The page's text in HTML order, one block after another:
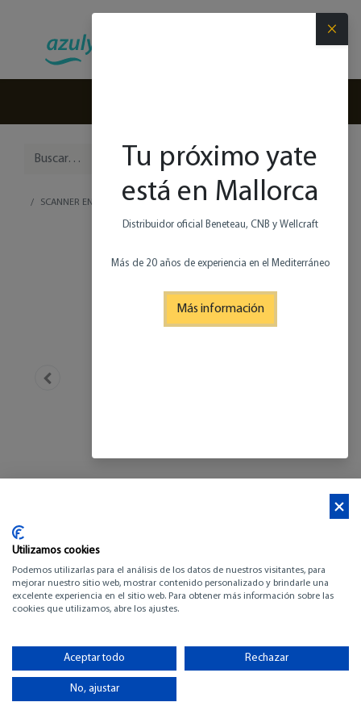
SCANNER ENVY 870 D
SCANNER ENVY 870
D
-
×
Tu próximo yate
está en Mallorca
Distribuidor oficial Beneteau, CNB y Wellcraft
Más de 20 años de experiencia en el Mediterráneo
Más información
Utilizamos cookies
Podemos utilizarlas para el análisis de los datos de nuestros visitantes, para
mejorar nuestro sitio web, mostrar contenido personalizado y brindarle una
excelente experiencia en el sitio web. Para obtener más información sobre las
cookies que utilizamos, abre los ajustes.
Aceptar todo Rechazar
No, ajustar